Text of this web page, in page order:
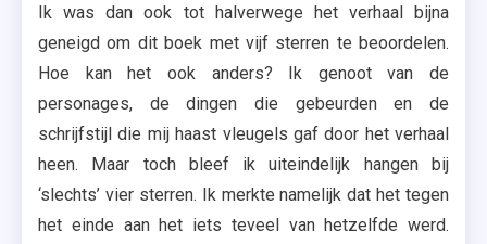
Ik was dan ook tot halverwege het verhaal bijna
geneigd om dit boek met vijf sterren te beoordelen.
Hoe kan het ook anders? Ik genoot van de
personages, de dingen die gebeurden en de
schrijfstijl die mij haast vleugels gaf door het verhaal
heen. Maar toch bleef ik uiteindelijk hangen bij
‘slechts’ vier sterren. Ik merkte namelijk dat het tegen
het einde aan het iets teveel van hetzelfde werd.